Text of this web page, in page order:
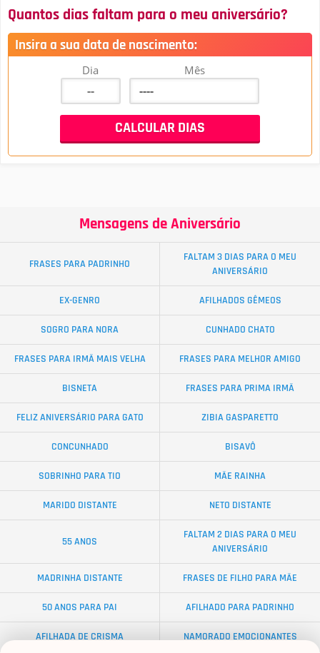
Quantos dias faltam para o meu aniversário?
Insira a sua data de nascimento:
Dia Mês
Mensagens de Aniversário
FRASES PARA PADRINHO
FALTAM 3 DIAS PARA O MEU
ANIVERSÁRIO
EX-GENRO AFILHADOS GÊMEOS
SOGRO PARA NORA CUNHADO CHATO
FRASES PARA IRMÃ MAIS VELHA FRASES PARA MELHOR AMIGO
BISNETA FRASES PARA PRIMA IRMÃ
FELIZ ANIVERSÁRIO PARA GATO ZIBIA GASPARETTO
CONCUNHADO BISAVÔ
SOBRINHO PARA TIO MÃE RAINHA
MARIDO DISTANTE NETO DISTANTE
55 ANOS
FALTAM 2 DIAS PARA O MEU
ANIVERSÁRIO
MADRINHA DISTANTE FRASES DE FILHO PARA MÃE
50 ANOS PARA PAI AFILHADO PARA PADRINHO
AFILHADA DE CRISMA NAMORADO EMOCIONANTES